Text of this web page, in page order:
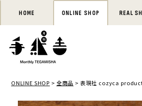
HOME ONLINE SHOP REAL
ONLINE SHOP 全商品 表現社 cozyca products